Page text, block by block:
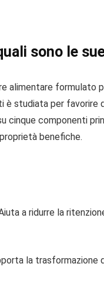
sono le
alimentare formulato
è studiata per
cinque componenti
benefiche.
a ridurre la
la trasformazione